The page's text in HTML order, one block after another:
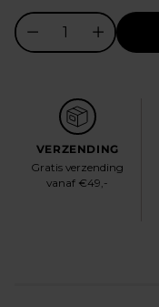
VERZENDING
Gratis verzending
vanaf €49,-